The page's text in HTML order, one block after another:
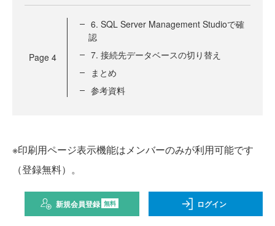
Page 4
6. SQL Server Management Studioで確
認
7. 接続先データベースの切り替え
まとめ
参考資料
※印刷用ページ表示機能はメンバーのみが利用可能です
（登録無料）。
新規会員登録 無料 ログイン